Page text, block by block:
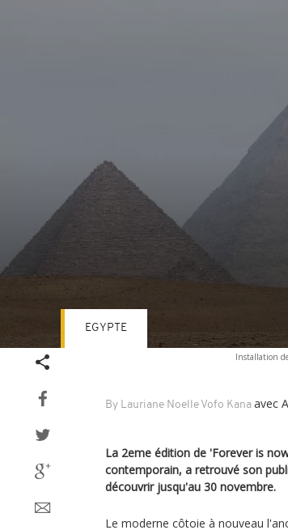
Installation
By Lauriane Noelle Vofo Kana avec
EGYPTE
La 2eme édition de 'Forever is
contemporain, a retrouvé son
découvrir jusqu'au 30 novembre.
Le moderne côtoie à nouveau